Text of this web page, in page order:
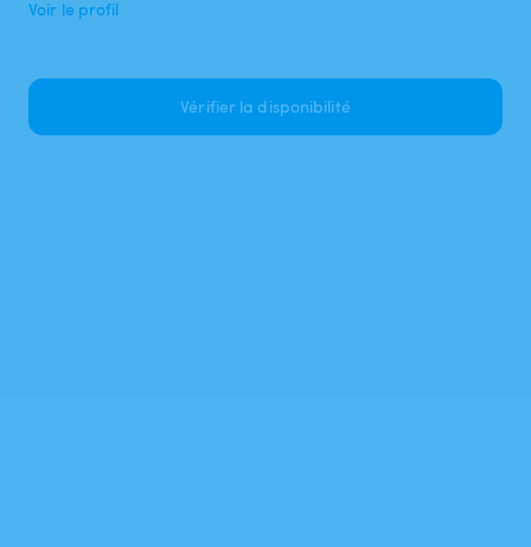
Voir le profil
Vérifier la disponibilité